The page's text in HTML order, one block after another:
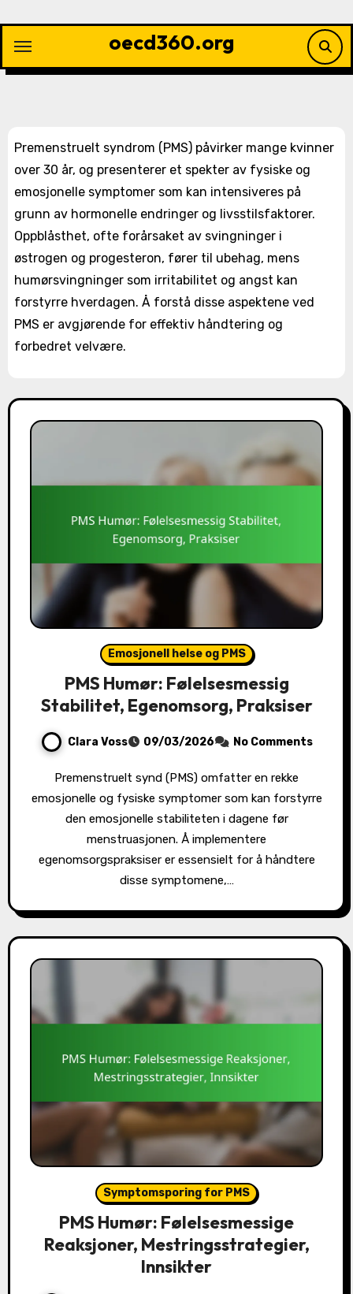
content
oecd360.org
Premenstruelt syndrom (PMS) påvirker mange kvinner
over 30 år, og presenterer et spekter av fysiske og
emosjonelle symptomer som kan intensiveres på
grunn av hormonelle endringer og livsstilsfaktorer.
Oppblåsthet, ofte forårsaket av svingninger i
østrogen og progesteron, fører til ubehag, mens
humørsvingninger som irritabilitet og angst kan
forstyrre hverdagen. Å forstå disse aspektene ved
PMS er avgjørende for effektiv håndtering og
forbedret velvære.
Emosjonell helse og PMS
PMS Humør: Følelsesmessig
Stabilitet, Egenomsorg, Praksiser
Clara Voss 09/03/2026 No Comments
Premenstruelt synd (PMS) omfatter en rekke
emosjonelle og fysiske symptomer som kan forstyrre
den emosjonelle stabiliteten i dagene før
menstruasjonen. Å implementere
egenomsorgspraksiser er essensielt for å håndtere
disse symptomene,…
Symptomsporing for PMS
PMS Humør: Følelsesmessige
Reaksjoner, Mestringsstrategier,
Innsikter